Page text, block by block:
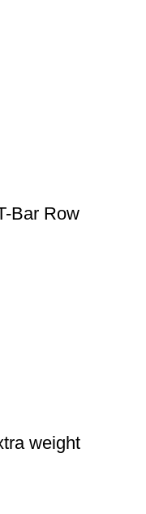
Bar Row
weight